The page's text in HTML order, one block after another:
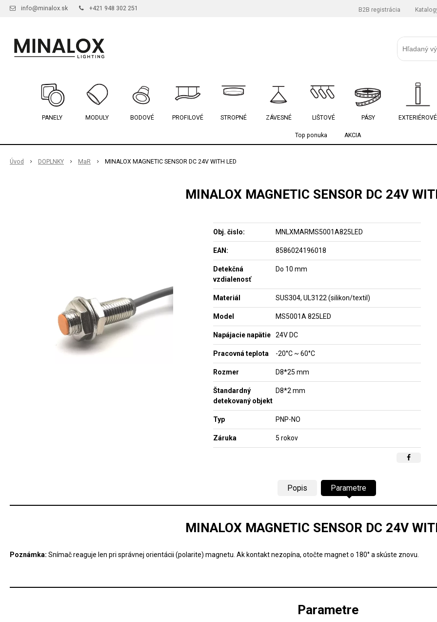
info@minalox.sk +421 948 302 251 B2B registrácia
PANELY MODULY BODOVÉ PROFILOVÉ STROPNÉ ZÁVESNÉ LIŠTOVÉ PÁSY EXTERIÉROVÉ
Top ponuka AKCIA
Úvod DOPLNKY MaR MINALOX MAGNETIC SENSOR DC 24V WITH LED
MINALOX MAGNETIC SENSOR DC 24V
Obj. čislo: MNLXMARMS5001A825LED
EAN: 8586024196018
Detekčná
vzdialenosť
Do 10 mm
Materiál SUS304, UL3122 (silikon/textil)
Model MS5001A 825LED
Napájacie napätie 24V DC
Pracovná teplota -20°C ~ 60°C
Rozmer D8*25 mm
Štandardný
detekovaný objekt
D8*2 mm
Typ PNP-NO
Záruka 5 rokov
Popis Parametre
MINALOX MAGNETIC SENSOR DC 24V
Poznámka: Snímač reaguje len pri správnej orientácii (polarite) magnetu. Ak kontakt nezopína, otočte magnet o 180° a skúste znovu.
Parametre